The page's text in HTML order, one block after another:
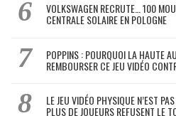
VOLKSWAGEN RECRUTE… 100
CENTRALE SOLAIRE EN POLOGNE
POPPINS : POURQUOI LA HAUTE
REMBOURSER CE JEU VIDÉO
LE JEU VIDÉO PHYSIQUE N’EST
PLUS DE JOUEURS REFUSENT LE